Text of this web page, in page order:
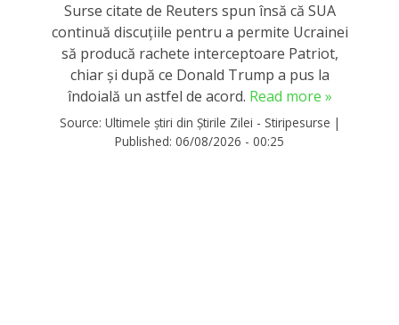
Surse citate de Reuters spun însă că SUA
continuă discuțiile pentru a permite Ucrainei
să producă rachete interceptoare Patriot,
chiar și după ce Donald Trump a pus la
îndoială un astfel de acord. Read more »
Source: Ultimele știri din Știrile Zilei - Stiripesurse |
Published: 06/08/2026 - 00:25